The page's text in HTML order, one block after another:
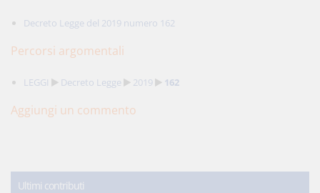
Decreto Legge del 2019 numero 162
Percorsi argomentali
LEGGI Decreto Legge 2019 162
Aggiungi un commento
Ultimi contributi